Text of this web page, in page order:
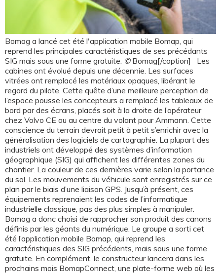
Bomag a lancé cet été l'application mobile Bomap, qui
reprend les principales caractéristiques de ses précédants
SIG mais sous une forme gratuite. © Bomag[/caption] Les
cabines ont évolué depuis une décennie. Les surfaces
vitrées ont remplacé les matériaux opaques, libérant le
regard du pilote. Cette quête d’une meilleure perception de
l’espace pousse les concepteurs a remplacé les tableaux de
bord par des écrans, placés soit à la droite de l’opérateur
chez Volvo CE ou au centre du volant pour Ammann. Cette
conscience du terrain devrait petit à petit s’enrichir avec la
généralisation des logiciels de cartographie. La plupart des
industriels ont développé des systèmes d’information
géographique (SIG) qui affichent les différentes zones du
chantier. La couleur de ces dernières varie selon la portance
du sol. Les mouvements du véhicule sont enregistrés sur ce
plan par le biais d’une liaison GPS. Jusqu’à présent, ces
équipements reprenaient les codes de l’informatique
industrielle classique, pas des plus simples à manipuler.
Bomag a donc choisi de rapprocher son produit des canons
définis par les géants du numérique. Le groupe a sorti cet
été l’application mobile Bomap, qui reprend les
caractéristiques des SIG précédents, mais sous une forme
gratuite. En complément, le constructeur lancera dans les
prochains mois BomapConnect, une plate-forme web où les